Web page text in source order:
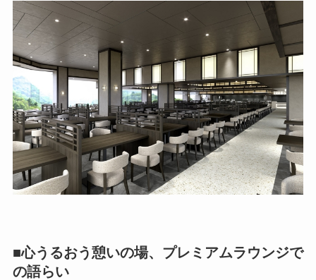
■心うるおう憩いの場、プレミアムラウンジで
の語らい